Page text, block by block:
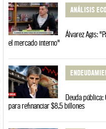
ANÁLISIS
Álvarez Agis:
el mercado interno"
Deuda
para refinanciar $8,5 billones